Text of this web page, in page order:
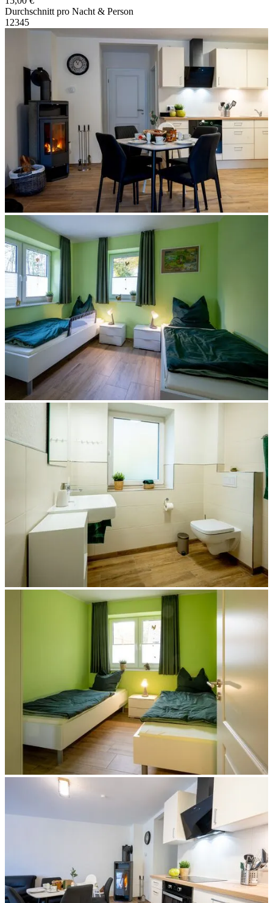
Durchschnitt pro Nacht & Person
1 2345